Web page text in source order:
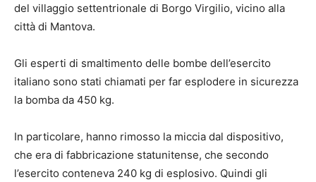
del villaggio settentrionale di Borgo Virgilio, vicino alla
città di Mantova.
Gli esperti di smaltimento delle bombe dell’esercito
italiano sono stati chiamati per far esplodere in sicurezza
la bomba da 450 kg.
In particolare, hanno rimosso la miccia dal dispositivo,
che era di fabbricazione statunitense, che secondo
l’esercito conteneva 240 kg di esplosivo. Quindi gli